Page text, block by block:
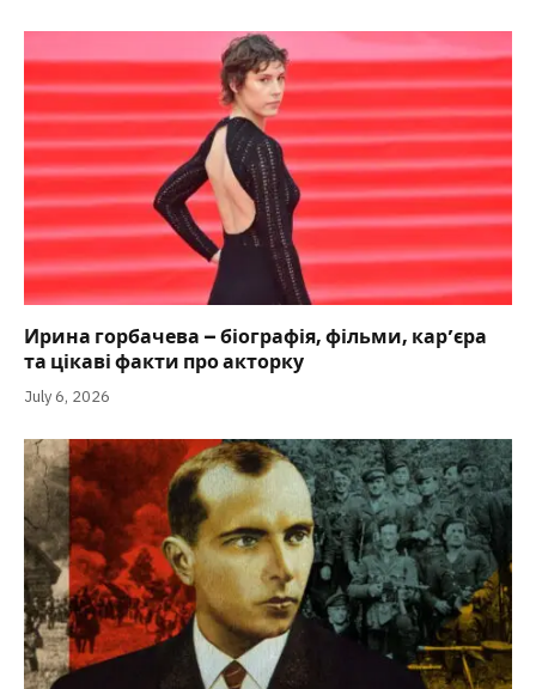
Ирина горбачева – біографія, фільми, кар’єра
та цікаві факти про акторку
July 6, 2026